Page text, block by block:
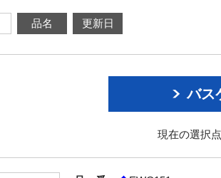
品名 更新日
バス
現在の選択